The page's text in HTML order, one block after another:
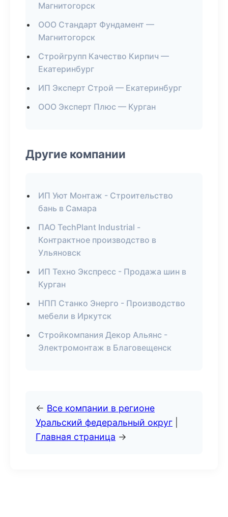
Магнитогорск
ООО Стандарт Фундамент —
Магнитогорск
Стройгрупп Качество Кирпич —
Екатеринбург
ИП Эксперт Строй — Екатеринбург
ООО Эксперт Плюс — Курган
Другие компании
ИП Уют Монтаж - Строительство
бань в Самара
ПАО TechPlant Industrial -
Контрактное производство в
Ульяновск
ИП Техно Экспресс - Продажа шин в
Курган
НПП Станко Энерго - Производство
мебели в Иркутск
Стройкомпания Декор Альянс -
Электромонтаж в Благовещенск
← Все компании в регионе
Уральский федеральный округ
Главная страница →